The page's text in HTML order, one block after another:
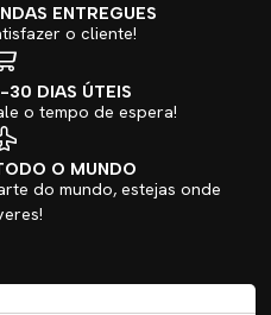
ENTREGUES
o cliente!
30 DIAS ÚTEIS
o tempo de espera!
O MUNDO
do mundo, estejas onde